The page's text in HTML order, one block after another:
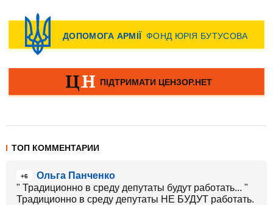
ТОП КОММЕНТАРИИ
+6
Ольга Панченко
" Традиционно в среду депутаты будут работать... "
Традиционно в среду депутаты НЕ БУДУТ работать.